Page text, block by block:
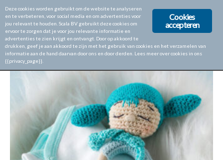
Home Tags Gift
TAG: GIFT
Cookies
accepteren
Deze cookies worden gebruikt om de website te analyseren
en te verbeteren, voor social media en om advertenties voor
jou relevant te houden. Scala BV gebruikt deze cookies om
ervoor te zorgen dat je voor jou relevante informatie en
advertenties te zien krijgt en ontvangt. Door op akkoord te
drukken, geef je aan akkoord te zijn met het gebruik van cookies en het verzamelen van
informatie aan de hand daarvan door ons en door derden. Lees meer over cookies in ons
{{privacy_page}}.